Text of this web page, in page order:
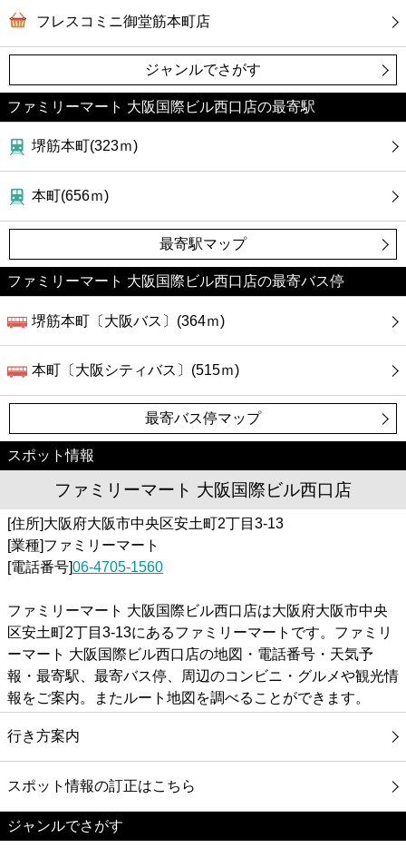
フレスコミニ御堂筋本町店
ジャンルでさがす
ファミリーマート 大阪国際ビル西口店の最寄駅
堺筋本町(323ｍ)
本町(656ｍ)
最寄駅マップ
ファミリーマート 大阪国際ビル西口店の最寄バス停
堺筋本町〔大阪バス〕(364ｍ)
本町〔大阪シティバス〕(515ｍ)
最寄バス停マップ
スポット情報
ファミリーマート 大阪国際ビル西口店
[住所]大阪府大阪市中央区安土町2丁目3-13
[業種]ファミリーマート
[電話番号]06-4705-1560
ファミリーマート 大阪国際ビル西口店は大阪府大阪市中央
区安土町2丁目3-13にあるファミリーマートです。ファミリ
ーマート 大阪国際ビル西口店の地図・電話番号・天気予
報・最寄駅、最寄バス停、周辺のコンビニ・グルメや観光情
報をご案内。またルート地図を調べることができます。
行き方案内
スポット情報の訂正はこちら
ジャンルでさがす